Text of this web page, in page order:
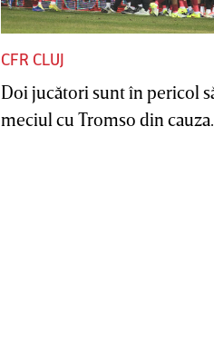
CFR CLUJ
Doi jucători sunt în pericol
meciul cu Tromso din